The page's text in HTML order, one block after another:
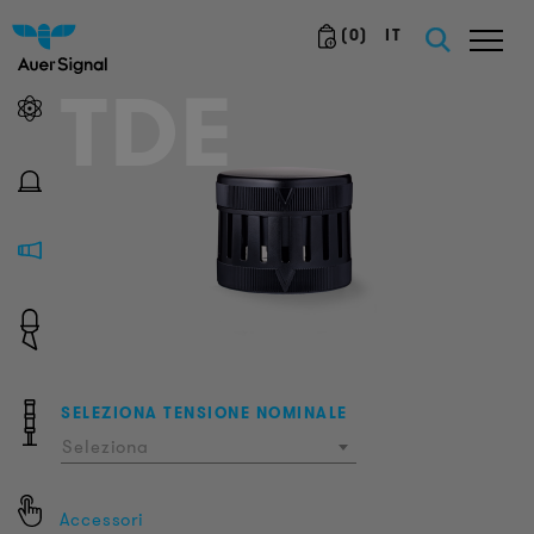
(0) IT
TDE
SELEZIONA TENSIONE NOMINALE
Seleziona
Accessori